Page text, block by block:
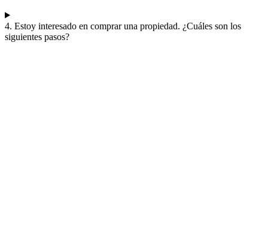
4. Estoy interesado en comprar una propiedad. ¿Cuáles son los
siguientes pasos?